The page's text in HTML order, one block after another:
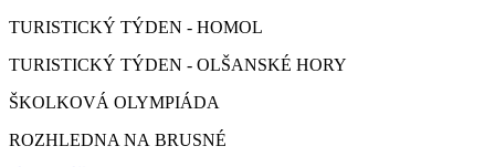
TURISTICKÝ TÝDEN - HOMOL
TURISTICKÝ TÝDEN - OLŠANSKÉ HORY
ŠKOLKOVÁ OLYMPIÁDA
ROZHLEDNA NA BRUSNÉ